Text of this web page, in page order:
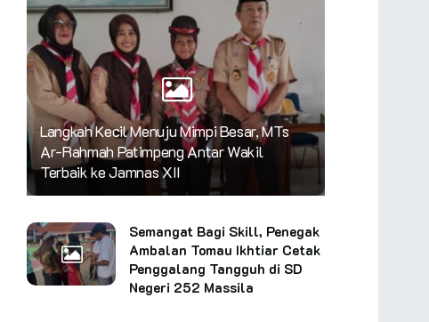
Langkah Kecil Menuju Mimpi Besar, MTs
Ar-Rahmah Patimpeng Antar Wakil
Terbaik ke Jamnas XII
Semangat Bagi Skill, Penegak
Ambalan Tomau Ikhtiar Cetak
Penggalang Tangguh di SD
Negeri 252 Massila